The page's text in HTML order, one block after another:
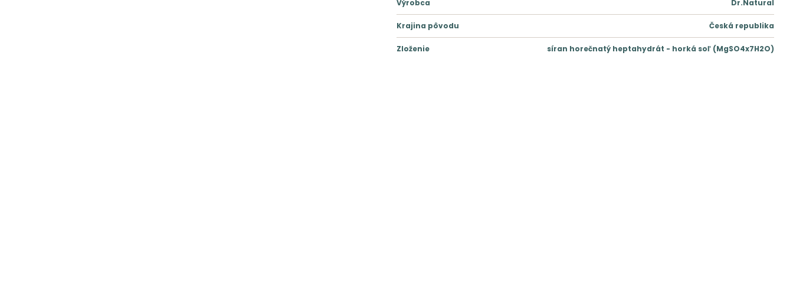
Výrobca Dr.Natural
Krajina pôvodu Česká republika
Zloženie síran horečnatý heptahydrát - horká soľ (MgSO4x7H2O)